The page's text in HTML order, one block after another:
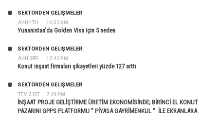
AĞU 4TH 10:52 AM
SEKTÖRDEN GELIŞMELER
Yunanistan’da Golden Visa için 5 neden
AĞU 3RD 12:42 PM
SEKTÖRDEN GELIŞMELER
Konut inşaat firmaları şikayetleri yüzde 127 arttı
TEM 31ST 7:24 PM
SEKTÖRDEN GELIŞMELER
İNŞAAT PROJE GELİŞTİRME ÜRETİM EKONOMİSİNDE; BİRİNCİ EL KONUT
PAZARINI GPPS PLATFORMU ” PİYASA GAYRİMENKUL ” İLE EKRANLARA